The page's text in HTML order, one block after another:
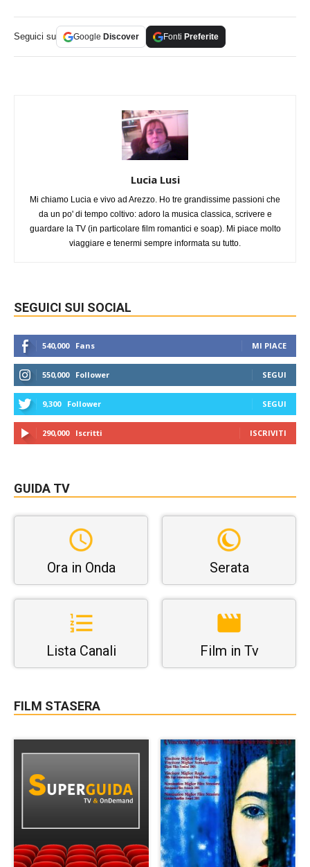
Seguici su Google Discover Fonti Preferite
Lucia Lusi
Mi chiamo Lucia e vivo ad Arezzo. Ho tre grandissime passioni che
da un po' di tempo coltivo: adoro la musica classica, scrivere e
guardare la TV (in particolare film romantici e soap). Mi piace molto
viaggiare e tenermi sempre informata su tutto.
SEGUICI SUI SOCIAL
540,000 Fans MI PIACE
550,000 Follower SEGUI
9,300 Follower SEGUI
290,000 Iscritti ISCRIVITI
GUIDA TV
Ora in Onda Serata
Lista Canali Film in Tv
FILM STASERA